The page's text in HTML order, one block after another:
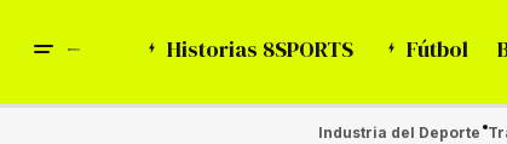
Historias 8SPORTS Fútbol
Industria del Deporte